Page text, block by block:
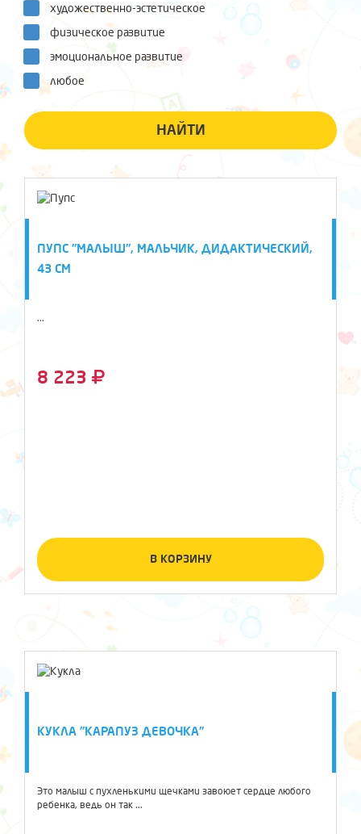
художественно-эстетическое
физическое развитие
эмоциональное развитие
любое
НАЙТИ
ПУПС "МАЛЫШ", МАЛЬЧИК, ДИДАКТИЧЕСКИЙ,
43 СМ
...
8 223
В КОРЗИНУ
КУКЛА "КАРАПУЗ ДЕВОЧКА"
Это малыш с пухленькими щечками завоюет сердце любого
ребенка, ведь он так ...